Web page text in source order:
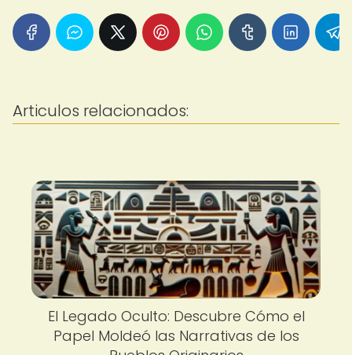
Articulos relacionados:
El Legado Oculto: Descubre Cómo el
Papel Moldeó las Narrativas de los